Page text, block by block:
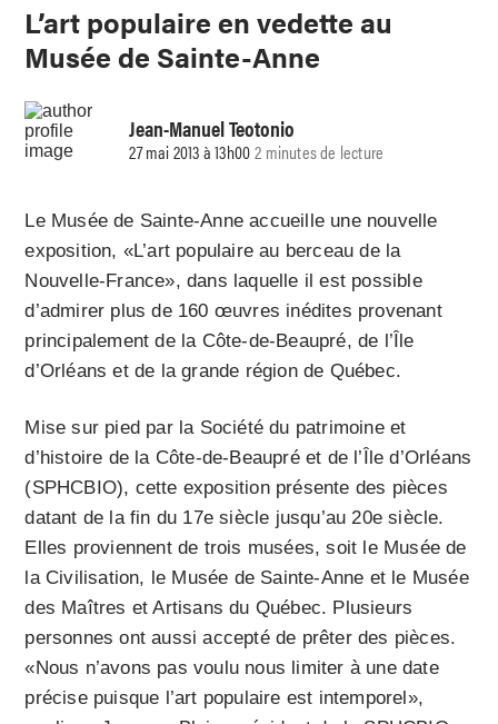
L’art populaire en vedette au
Musée de Sainte-Anne
Jean-Manuel Teotonio
27 mai 2013 à 13h002 minutes de lecture
Le Musée de Sainte-Anne accueille une nouvelle
exposition, «L’art populaire au berceau de la
Nouvelle-France», dans laquelle il est possible
d’admirer plus de 160 œuvres inédites provenant
principalement de la Côte-de-Beaupré, de l’Île
d’Orléans et de la grande région de Québec.
Mise sur pied par la Société du patrimoine et
d’histoire de la Côte-de-Beaupré et de l’Île d’Orléans
(SPHCBIO), cette exposition présente des pièces
datant de la fin du 17e siècle jusqu’au 20e siècle.
Elles proviennent de trois musées, soit le Musée de
la Civilisation, le Musée de Sainte-Anne et le Musée
des Maîtres et Artisans du Québec. Plusieurs
personnes ont aussi accepté de prêter des pièces.
«Nous n’avons pas voulu nous limiter à une date
précise puisque l’art populaire est intemporel»,